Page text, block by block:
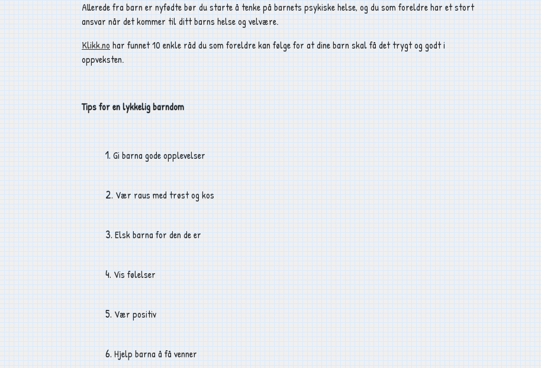
Allerede fra barn er nyfødte bør du starte å tenke på barnets psykiske helse, og du som foreldre har et stort
ansvar når det kommer til ditt barns helse og velvære.
Klikk.no har funnet 10 enkle råd du som foreldre kan følge for at dine barn skal få det trygt og godt i
oppveksten.
Tips for en lykkelig barndom
1. Gi barna gode opplevelser
2. Vær raus med trøst og kos
3.Elsk barna for den de er
4. Vis følelser
5. Vær positiv
6. Hjelp barna å få venner